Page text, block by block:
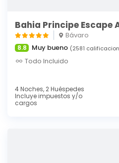
Bahia Principe Escape
Bávaro
8.8 Muy bueno (2581
Todo Incluido
4 Noches, 2 Huéspedes
Incluye impuestos y/o
cargos